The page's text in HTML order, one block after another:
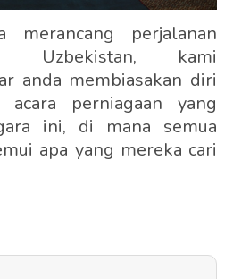
perjalanan
Uzbekistan, kami
anda membiasakan diri
perniagaan yang
ini, di mana semua
apa yang mereka cari